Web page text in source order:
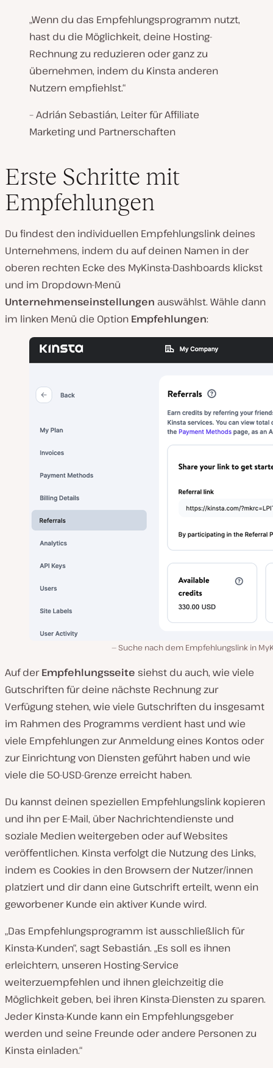
„Wenn du das Empfehlungsprogramm nutzt,
hast du die Möglichkeit, deine Hosting-
Rechnung zu reduzieren oder ganz zu
übernehmen, indem du Kinsta anderen
Nutzern empfiehlst.“
– Adrián Sebastián, Leiter für Affiliate
Marketing und Partnerschaften
Erste Schritte mit
Empfehlungen
Du findest den individuellen Empfehlungslink deines
Unternehmens, indem du auf deinen Namen in der
oberen rechten Ecke des MyKinsta-Dashboards klickst
und im Dropdown-Menü
Unternehmenseinstellungen auswählst. Wähle dann
im linken Menü die Option Empfehlungen:
Suche nach dem Empfehlungslink in
Auf derEmpfehlungsseite siehst du auch, wie viele
Gutschriften für deine nächste Rechnung zur
Verfügung stehen, wie viele Gutschriften du insgesamt
im Rahmen des Programms verdient hast und wie
viele Empfehlungen zur Anmeldung eines Kontos oder
zur Einrichtung von Diensten geführt haben und wie
viele die 50-USD-Grenze erreicht haben.
Du kannst deinen speziellen Empfehlungslink kopieren
und ihn per E-Mail, über Nachrichtendienste und
soziale Medien weitergeben oder auf Websites
veröffentlichen. Kinsta verfolgt die Nutzung des Links,
indem es Cookies in den Browsern der Nutzer/innen
platziert und dir dann eine Gutschrift erteilt, wenn ein
geworbener Kunde ein aktiver Kunde wird.
„Das Empfehlungsprogramm ist ausschließlich für
Kinsta-Kunden“, sagt Sebastián. „Es soll es ihnen
erleichtern, unseren Hosting-Service
weiterzuempfehlen und ihnen gleichzeitig die
Möglichkeit geben, bei ihren Kinsta-Diensten zu sparen.
Jeder Kinsta-Kunde kann ein Empfehlungsgeber
werden und seine Freunde oder andere Personen zu
Kinsta einladen.“